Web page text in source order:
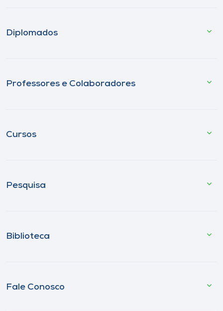
Diplomados
Professores e Colaboradores
Cursos
Pesquisa
Biblioteca
Fale Conosco